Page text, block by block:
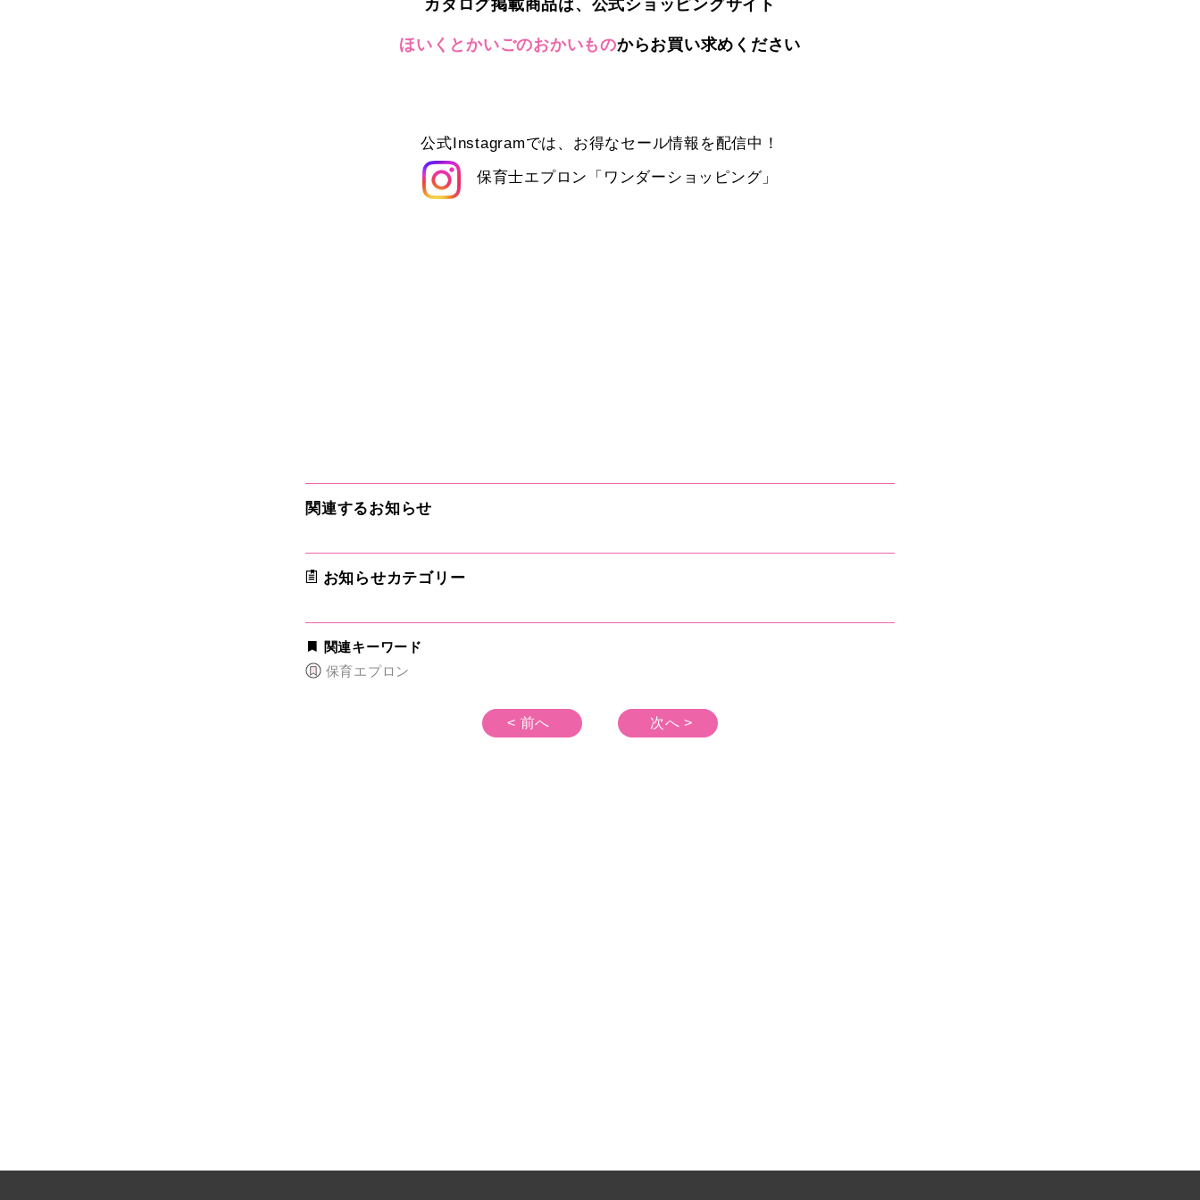
カタログ掲載商品は、公式ショッピングサイト
ほいくとかいごのおかいものからお買い求めください
公式Instagramでは、お得なセール情報を配信中！
保育士エプロン「ワンダーショッピング」
関連するお知らせ
お知らせカテゴリー
関連キーワード
保育エプロン
< 前へ 次へ >